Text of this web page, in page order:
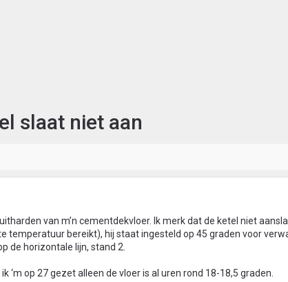
slaat niet aan
van m’n cementdekvloer. Ik merk dat de ketel niet
bereikt), hij staat ingesteld op 45 graden voor
de horizontale lijn, stand 2.
‘m op 27 gezet alleen de vloer is al uren rond 18-18,5 graden.